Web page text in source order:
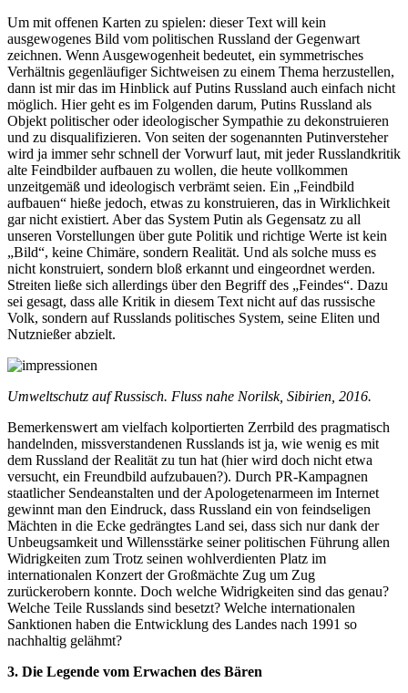
Um mit offenen Karten zu spielen: dieser Text will kein
ausgewogenes Bild vom politischen Russland der Gegenwart
zeichnen. Wenn Ausgewogenheit bedeutet, ein symmetrisches
Verhältnis gegenläufiger Sichtweisen zu einem Thema herzustellen,
dann ist mir das im Hinblick auf Putins Russland auch einfach nicht
möglich. Hier geht es im Folgenden darum, Putins Russland als
Objekt politischer oder ideologischer Sympathie zu dekonstruieren
und zu disqualifizieren. Von seiten der sogenannten Putinversteher
wird ja immer sehr schnell der Vorwurf laut, mit jeder Russlandkritik
alte Feindbilder aufbauen zu wollen, die heute vollkommen
unzeitgemäß und ideologisch verbrämt seien. Ein „Feindbild
aufbauen“ hieße jedoch, etwas zu konstruieren, das in Wirklichkeit
gar nicht existiert. Aber das System Putin als Gegensatz zu all
unseren Vorstellungen über gute Politik und richtige Werte ist kein
„Bild“, keine Chimäre, sondern Realität. Und als solche muss es
nicht konstruiert, sondern bloß erkannt und eingeordnet werden.
Streiten ließe sich allerdings über den Begriff des „Feindes“. Dazu
sei gesagt, dass alle Kritik in diesem Text nicht auf das russische
Volk, sondern auf Russlands politisches System, seine Eliten und
Nutznießer abzielt.
Umweltschutz auf Russisch. Fluss nahe Norilsk, Sibirien, 2016.
Bemerkenswert am vielfach kolportierten Zerrbild des pragmatisch
handelnden, missverstandenen Russlands ist ja, wie wenig es mit
dem Russland der Realität zu tun hat (hier wird doch nicht etwa
versucht, ein Freundbild aufzubauen?). Durch PR-Kampagnen
staatlicher Sendeanstalten und der Apologetenarmeen im Internet
gewinnt man den Eindruck, dass Russland ein von feindseligen
Mächten in die Ecke gedrängtes Land sei, dass sich nur dank der
Unbeugsamkeit und Willensstärke seiner politischen Führung allen
Widrigkeiten zum Trotz seinen wohlverdienten Platz im
internationalen Konzert der Großmächte Zug um Zug
zurückerobern konnte. Doch welche Widrigkeiten sind das genau?
Welche Teile Russlands sind besetzt? Welche internationalen
Sanktionen haben die Entwicklung des Landes nach 1991 so
nachhaltig gelähmt?
3. Die Legende vom Erwachen des Bären